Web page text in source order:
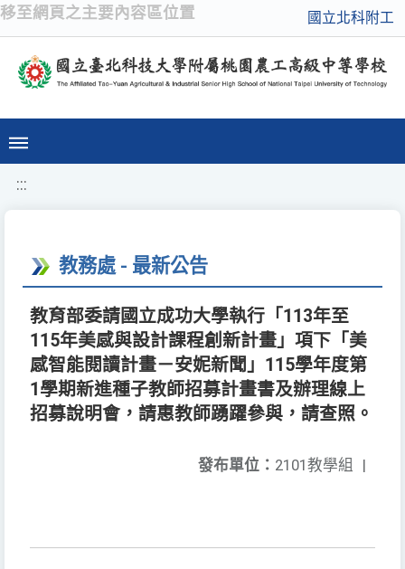
移至網頁之主要內容區位置 國立北科附工
:::
教務處 - 最新公告
教育部委請國立成功大學執行「113年至
115年美感與設計課程創新計畫」項下「美
感智能閱讀計畫－安妮新聞」115學年度第
1學期新進種子教師招募計畫書及辦理線上
招募說明會，請惠教師踴躍參與，請查照。
發布單位： 2101教學組 |